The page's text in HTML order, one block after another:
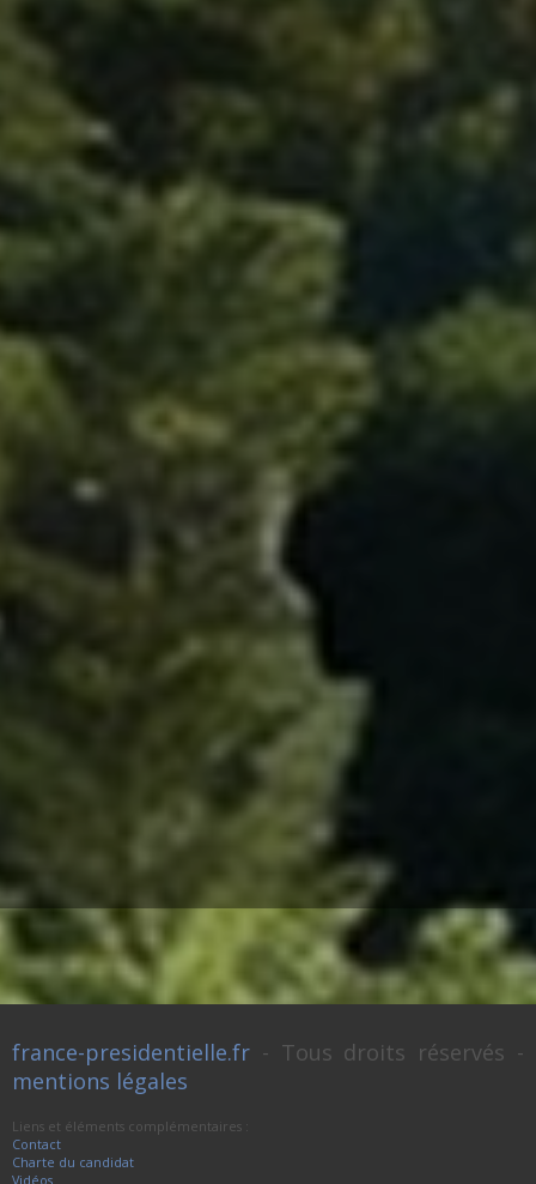
france-presidentielle.fr - Tous droits réservés -
mentions légales
Liens et éléments complémentaires :
Contact
Charte du candidat
Vidéos